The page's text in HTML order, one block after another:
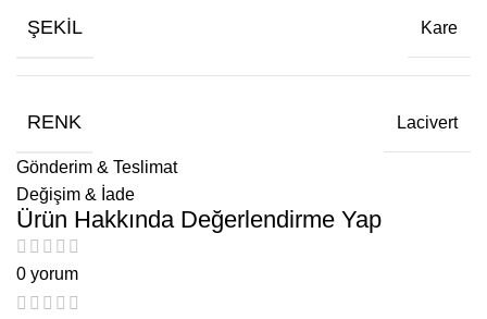
ŞEKIL Kare
RENK Lacivert
Gönderim & Teslimat
Değişim & İade
Ürün Hakkında Değerlendirme Yap
0 yorum